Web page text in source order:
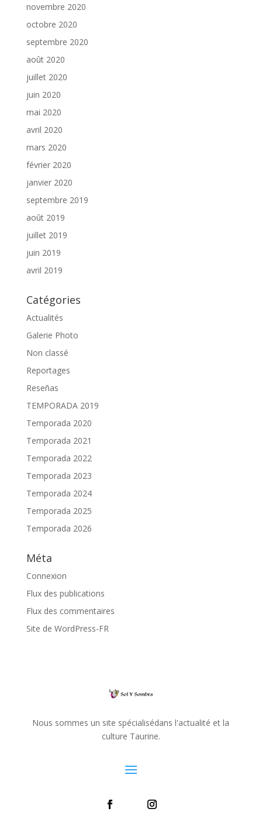
novembre 2020
octobre 2020
septembre 2020
août 2020
juillet 2020
juin 2020
mai 2020
avril 2020
mars 2020
février 2020
janvier 2020
septembre 2019
août 2019
juillet 2019
juin 2019
avril 2019
Catégories
Actualités
Galerie Photo
Non classé
Reportages
Reseñas
TEMPORADA 2019
Temporada 2020
Temporada 2021
Temporada 2022
Temporada 2023
Temporada 2024
Temporada 2025
Temporada 2026
Méta
Connexion
Flux des publications
Flux des commentaires
Site de WordPress-FR
Nous sommes un site spécialisédans l'actualité et la
culture Taurine.